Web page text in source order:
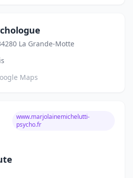
La Grande-Motte
Maps
www.marjolainemichelutti-
psycho.fr